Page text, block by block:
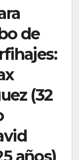
de
(32